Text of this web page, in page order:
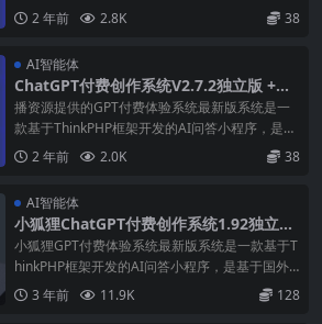
于国外很火的ChatGPT进行开发的Ai智能问答小
程序。当前全民热议ChatGPT，流量超级大，引
无
2 年前 2.8K 38
AI智能体
ChatGPT付费创作系统V2.7.2独立版 +WE
B端+ H5端 + 小程序端（新增AI语音对话
思维导图）
播资源提供的GPT付费体验系统最新版系统是一
款基于ThinkPHP框架开发的AI问答小程序，是基
于国外很火的ChatGPT进行开发的Ai智能问答小
程序。当前全民热议ChatGPT，流量超级大，引
无
2 年前 2.0K 38
AI智能体
小狐狸ChatGPT付费创作系统1.92独立版
+ H5端 + 小程序前端
小狐狸GPT付费体验系统最新版系统是一款基于T
hinkPHP框架开发的AI问答小程序，是基于国外
很火的ChatGPT进行开发的Ai智能问答小程序。
当前全民热议ChatGPT，流量超级大，引流不要
3 年前 11.9K 128